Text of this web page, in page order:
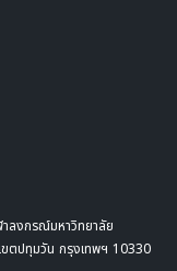
ลงกรณ์มหาวิทยาลัย
ตปทุมวัน กรุงเทพฯ 10330